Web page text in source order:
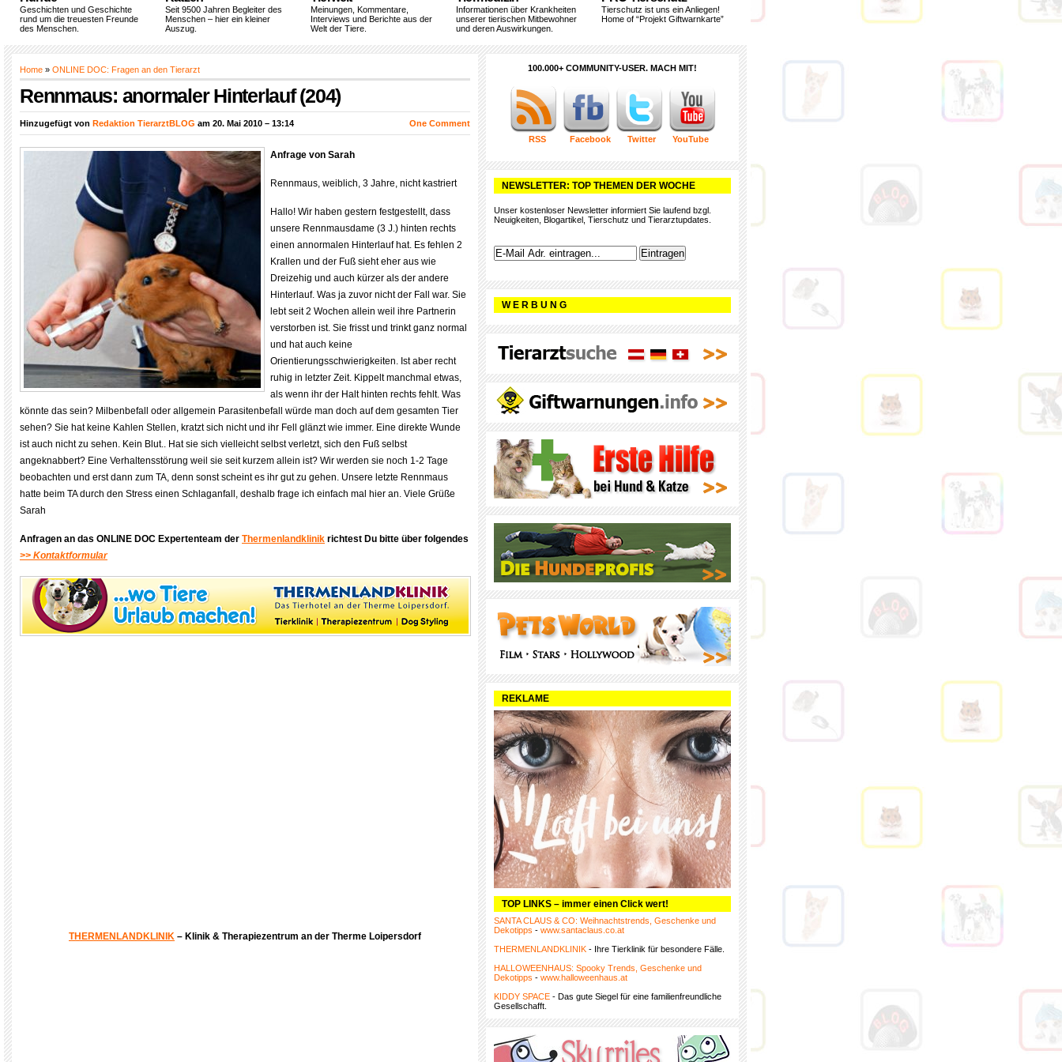
Geschichten und Geschichte
rund um die treuesten Freunde
des Menschen.
Seit 9500 Jahren Begleiter des
Menschen – hier ein kleiner
Auszug.
Meinungen, Kommentare,
Interviews und Berichte aus der
Welt der Tiere.
Informationen über Krankheiten
unserer tierischen Mitbewohner
und deren Auswirkungen.
Tierschutz ist uns ein Anliegen!
Home of “Projekt Giftwarnkarte”
Home » ONLINE DOC: Fragen an den Tierarzt
Rennmaus: anormaler Hinterlauf (204)
Hinzugefügt von Redaktion TierarztBLOG am 20. Mai 2010 – 13:14 One Comment
Anfrage von Sarah
Rennmaus, weiblich, 3 Jahre, nicht kastriert
Hallo! Wir haben gestern festgestellt, dass
unsere Rennmausdame (3 J.) hinten rechts
einen annormalen Hinterlauf hat. Es fehlen 2
Krallen und der Fuß sieht eher aus wie
Dreizehig und auch kürzer als der andere
Hinterlauf. Was ja zuvor nicht der Fall war. Sie
lebt seit 2 Wochen allein weil ihre Partnerin
verstorben ist. Sie frisst und trinkt ganz normal
und hat auch keine
Orientierungsschwierigkeiten. Ist aber recht
ruhig in letzter Zeit. Kippelt manchmal etwas,
als wenn ihr der Halt hinten rechts fehlt. Was
könnte das sein? Milbenbefall oder allgemein Parasitenbefall würde man doch auf dem gesamten Tier
sehen? Sie hat keine Kahlen Stellen, kratzt sich nicht und ihr Fell glänzt wie immer. Eine direkte Wunde
ist auch nicht zu sehen. Kein Blut.. Hat sie sich vielleicht selbst verletzt, sich den Fuß selbst
angeknabbert? Eine Verhaltensstörung weil sie seit kurzem allein ist? Wir werden sie noch 1-2 Tage
beobachten und erst dann zum TA, denn sonst scheint es ihr gut zu gehen. Unsere letzte Rennmaus
hatte beim TA durch den Stress einen Schlaganfall, deshalb frage ich einfach mal hier an. Viele Grüße
Sarah
Anfragen an das ONLINE DOC Expertenteam der Thermenlandklinik richtest Du bitte über folgendes
>> Kontaktformular
THERMENLANDKLINIK – Klinik & Therapiezentrum an der Therme Loipersdorf
100.000+ COMMUNITY-USER. MACH MIT!
RSS Facebook Twitter YouTube
NEWSLETTER: TOP THEMEN DER WOCHE
Unser kostenloser Newsletter informiert Sie laufend bzgl.
Neuigkeiten, Blogartikel, Tierschutz und Tierarztupdates.
W E R B U N G
REKLAME
TOP LINKS – immer einen Click wert!
SANTA CLAUS & CO: Weihnachtstrends, Geschenke und
Dekotipps - www.santaclaus.co.at
THERMENLANDKLINIK - Ihre Tierklinik für besondere Fälle.
HALLOWEENHAUS: Spooky Trends, Geschenke und
Dekotipps - www.halloweenhaus.at
KIDDY SPACE - Das gute Siegel für eine familienfreundliche
Gesellschafft.